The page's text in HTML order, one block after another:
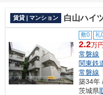
賃貸 | マンション 白山ハイ
敷0 礼
2.2万円
常磐線
関東鉄
常磐線
築34年
茨城県